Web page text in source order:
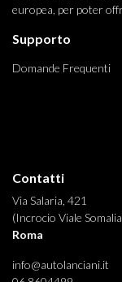
europea, per poter
Supporto
Domande Frequenti
Contatti
Via Salaria, 421
(Incrocio Viale
Roma
info@autolanciani.it